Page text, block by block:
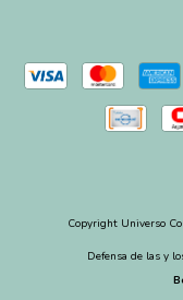
Copyright Universo
Defensa de las y